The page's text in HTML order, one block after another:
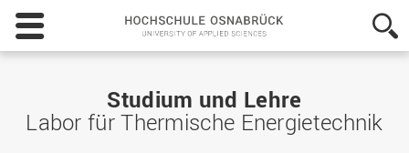
Hochschule
Osnabrück
-
Sciences
Studium und Lehre
Labor für Thermische Energietechnik